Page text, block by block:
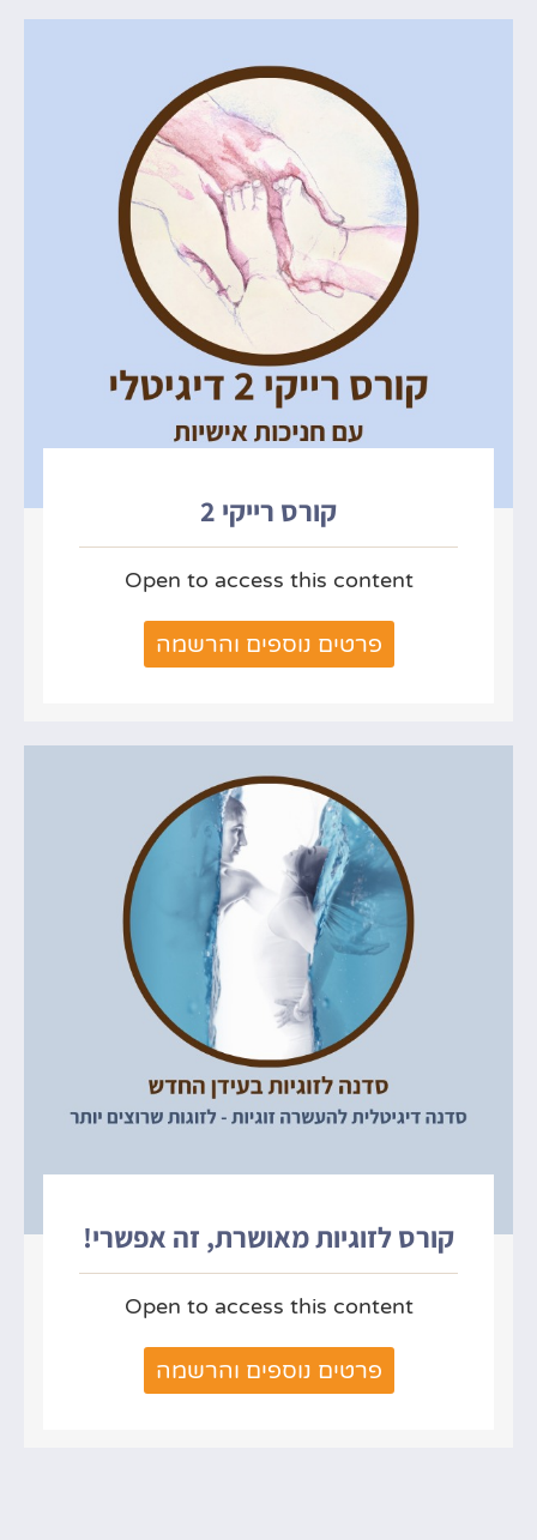
קורס רייקי 2
Open to access this content
פרטים נוספים והרשמה
קורס לזוגיות מאושרת, זה אפשרי!
Open to access this content
פרטים נוספים והרשמה